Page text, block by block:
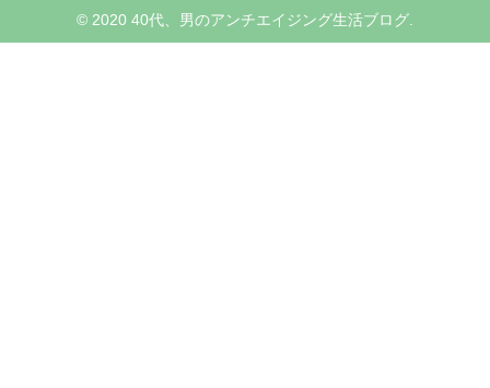
© 2020 40代、男のアンチエイジング生活ブログ.